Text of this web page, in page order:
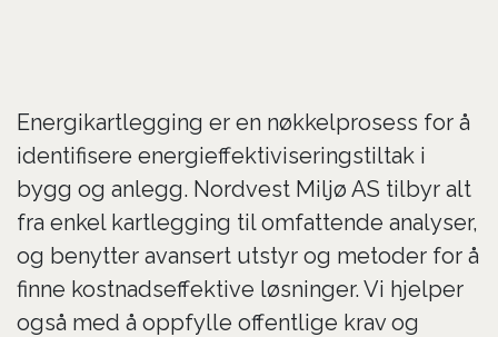
Energikartlegging er en nøkkelprosess for å
identifisere energieffektiviseringstiltak i
bygg og anlegg. Nordvest Miljø AS tilbyr alt
fra enkel kartlegging til omfattende analyser,
og benytter avansert utstyr og metoder for å
finne kostnadseffektive løsninger. Vi hjelper
også med å oppfylle offentlige krav og